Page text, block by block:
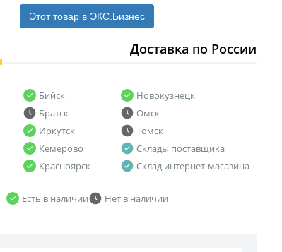
Этот товар в ЭКС.Бизнес
Доставка по России
Бийск
Братск
Иркутск
Кемерово
Красноярск
Новокузнецк
Омск
Томск
Склады поставщика
Склад интернет-магазина
Есть в наличии Нет в наличии